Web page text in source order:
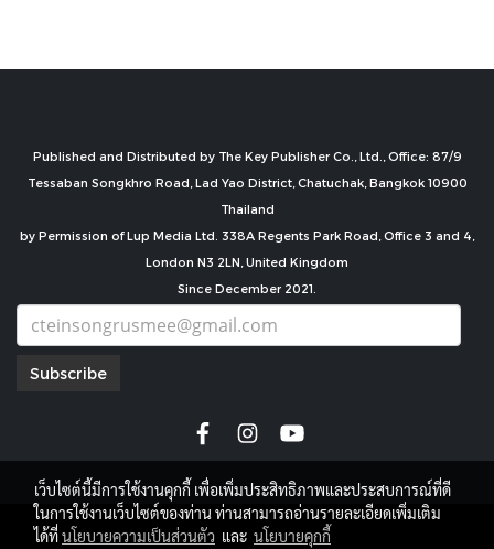
Published and Distributed by The Key Publisher Co., Ltd., Office: 87/9
Tessaban Songkhro Road, Lad Yao District, Chatuchak, Bangkok 10900
Thailand
by Permission of Lup Media Ltd. 338A Regents Park Road, Office 3 and 4,
London N3 2LN, United Kingdom
Since December 2021.
Subscribe
copyright by
เว็บไซต์นี้มีการใช้งานคุกกี้ เพื่อเพิ่มประสิทธิภาพและประสบการณ์ที่ดี
ในการใช้งานเว็บไซต์ของท่าน ท่านสามารถอ่านรายละเอียดเพิ่มเติม
ได้ที่นโยบายความเป็นส่วนตัว และ นโยบายคุกกี้